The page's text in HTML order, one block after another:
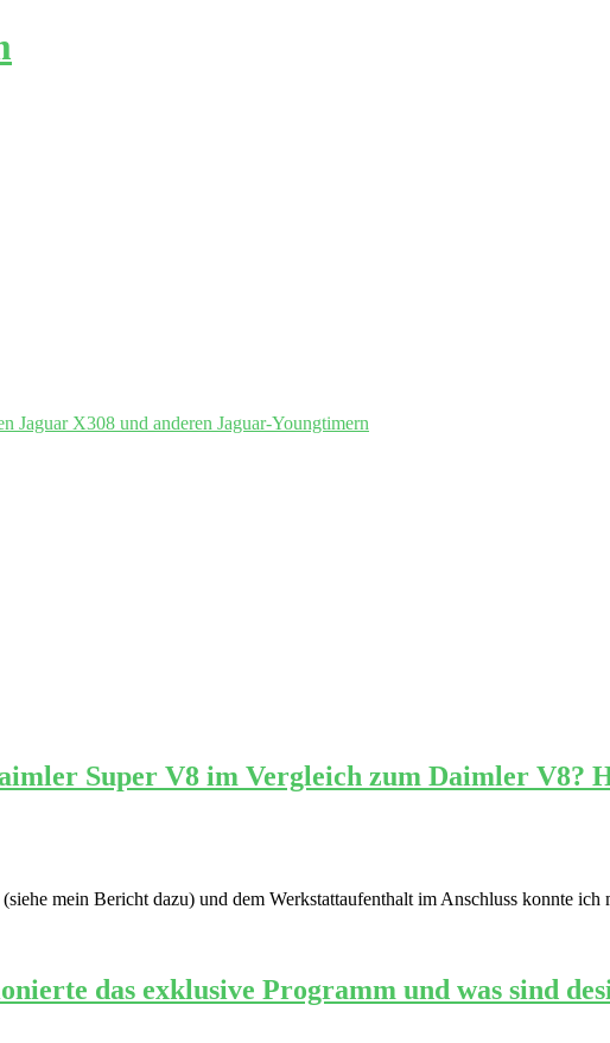
Jaguar X308 und anderen Jaguar-Youngtimern
Super V8 im Vergleich zum Daimler V8?
mein Bericht dazu) und dem Werkstattaufenthalt im Anschluss konnte
das exklusive Programm und was sind